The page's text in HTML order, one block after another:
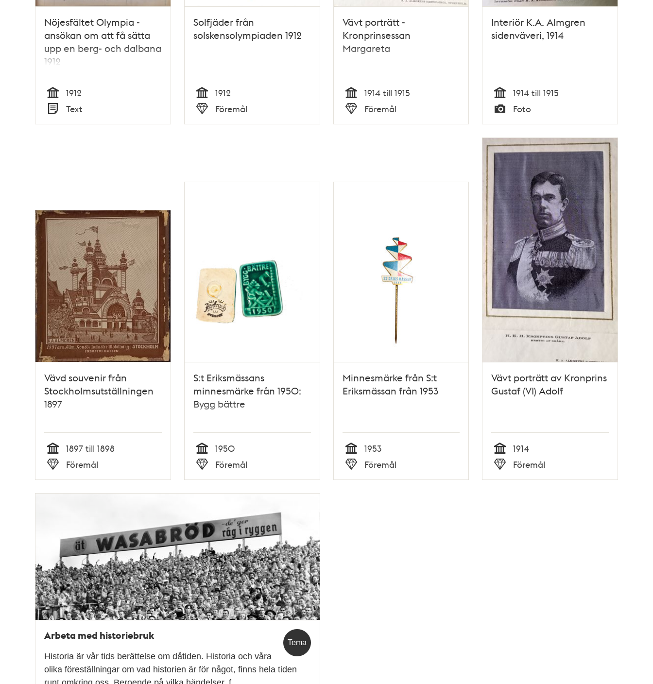
Nöjesfältet Olympia -
ansökan om att få sätta
upp en berg- och dalbana
1912
Tid
1912
Typ
Text
Solfjäder från
solskensolympiaden 1912
Tid
1912
Typ
Föremål
Vävt porträtt -
Kronprinsessan
Margareta
Tid
1914 till 1915
Typ
Föremål
Interiör K.A. Almgren
sidenväveri, 1914
Tid
1914 till 1915
Typ
Foto
Vävd souvenir från
Stockholmsutställningen
1897
Tid
1897 till 1898
Typ
Föremål
S:t Eriksmässans
minnesmärke från 1950:
Bygg bättre
Tid
1950
Typ
Föremål
Minnesmärke från S:t
Eriksmässan från 1953
Tid
1953
Typ
Föremål
Vävt porträtt av Kronprins
Gustaf (VI) Adolf
Tid
1914
Typ
Föremål
Tema
Arbeta med historiebruk
Historia är vår tids berättelse om dåtiden. Historia och våra
olika föreställningar om vad historien är för något, finns hela tiden